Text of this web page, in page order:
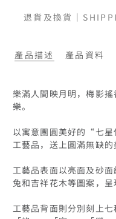
退貨及換貨｜
產品描述 產品資料
樂滿人間映月明，梅影
樂。
以寓意團圓美好的“七
工藝品，送上圓滿無缺的
工藝品表面以亮面及砂
兔和吉祥花木等圖案，呈
工藝品背面則分別刻上